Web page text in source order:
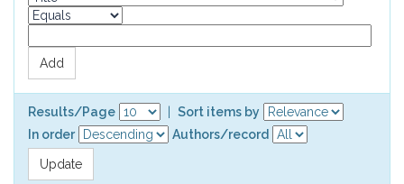
Results/Page
Sort items by
In order
Authors/record